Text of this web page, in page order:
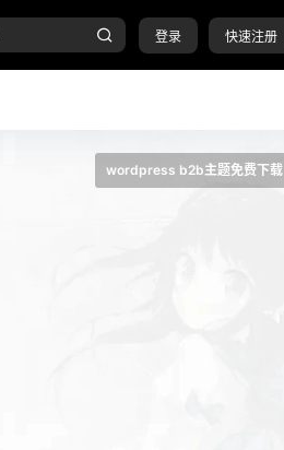
登录 快速注册
wordpress b2b主题免费下载